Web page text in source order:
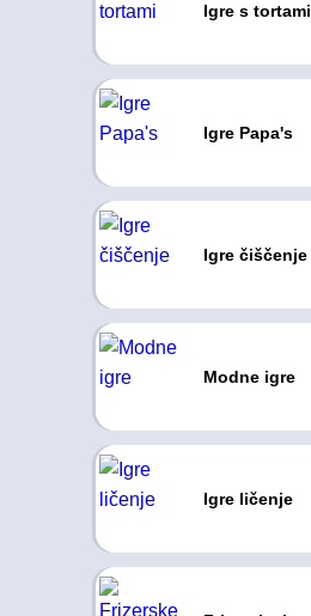
Igre s tortami
Igre Papa's
Igre čiščenje
Modne igre
Igre ličenje